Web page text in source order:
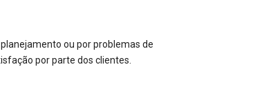
ou por problemas de
por parte dos clientes.